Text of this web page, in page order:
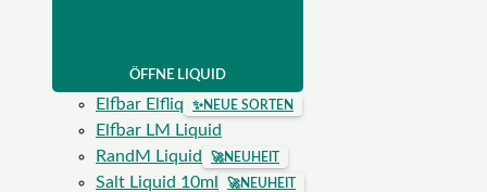
ÖFFNE LIQUID
Elfbar Elfliq ✨NEUE SORTEN
Elfbar LM Liquid
RandM Liquid
🚀NEUHEIT
Salt Liquid 10ml 🚀NEUHEIT